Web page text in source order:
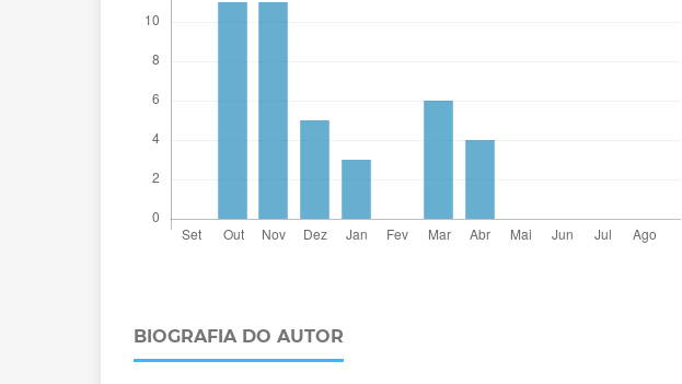
BIOGRAFIA DO AUTOR